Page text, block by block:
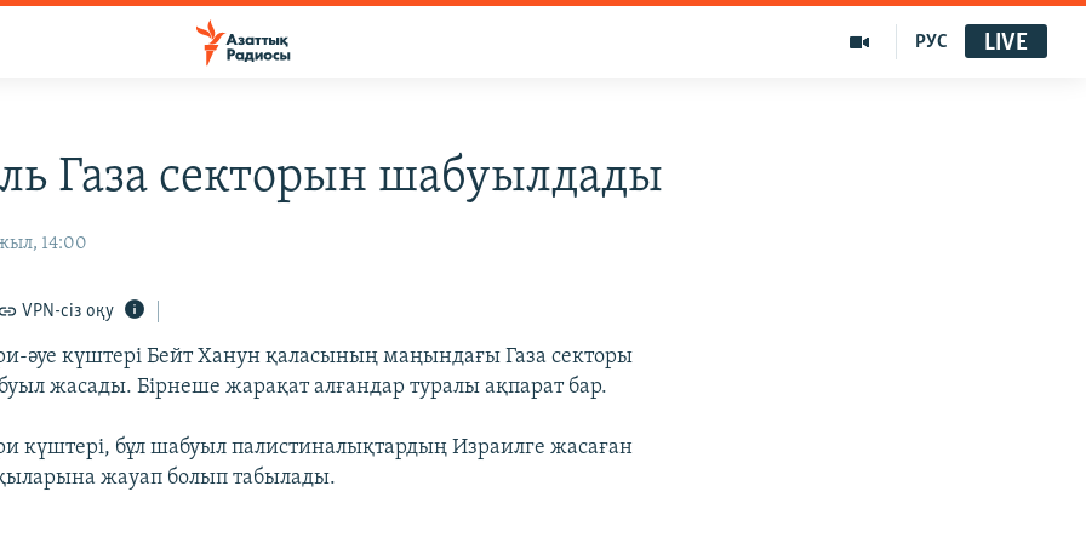
РУС LIVE
Газа секторын шабуылдады
14:00
VPN-сіз оқу
әуе күштері Бейт Ханун қаласының маңындағы Газа секторы
жасады. Бірнеше жарақат алғандар туралы ақпарат бар.
күштері, бұл шабуыл палистиналықтардың Израилге жасаған
жауап болып табылады.